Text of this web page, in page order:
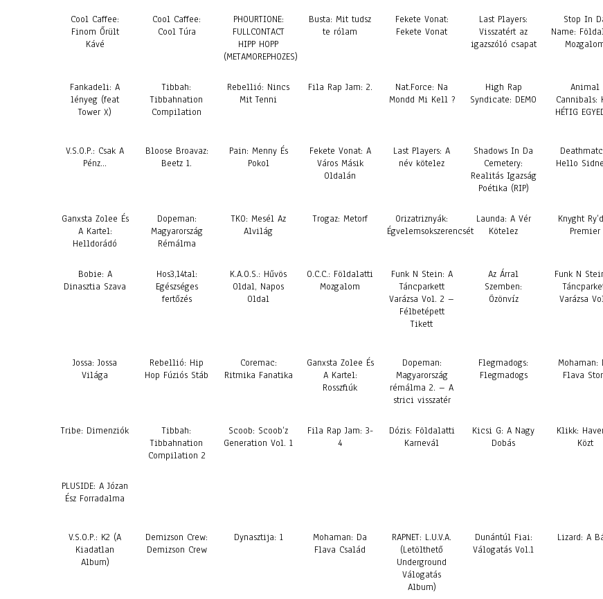
Cool Caffee:
Finom Őrült
Kávé
Cool Caffee:
Cool Túra
PHOURTIONE:
FULLCONTACT
HIPP HOPP
(METAMOREPHOZES)
Busta: Mit tudsz
te rólam
Fekete Vonat:
Fekete Vonat
Last Players:
Visszatért az
igazszóló csapat
Stop In
Name:
Fankadeli: A
lényeg (feat
Tower X)
Tibbah:
Tibbahnation
Compilation
Rebellió: Nincs
Mit Tenni
Fila Rap Jam: 2.
Nat.Force: Na
Mondd Mi Kell ?
High Rap
Syndicate: DEMO
Animal
Cannibals:
HÉTIG
V.S.O.P.: Csak A
Pénz…
Bloose Broavaz:
Beetz 1.
Pain: Menny És
Pokol
Fekete Vonat: A
Város Másik
Oldalán
Last Players: A
név kötelez
Shadows In Da
Cemetery:
Realitás Igazság
Poétika (RIP)
Hello
Ganxsta Zolee És
A Kartel:
Helldorádó
Dopeman:
Magyarország
Rémálma
TKO: Mesél Az
Alvilág
Trogaz: Metorf
Orizatriznyák:
Égvelemsokszerencsét
Launda: A Vér
Kötelez
Knyght
Premier
Bobie: A
Dinasztia Szava
Hos3,14tal:
Egészséges
fertőzés
K.A.O.S.: Hűvös
Oldal, Napos
Oldal
O.C.C.: Földalatti
Mozgalom
Funk N Stein: A
Táncparkett
Varázsa Vol. 2 –
Félbetépett
Tikett
Az Árral
Szemben:
Özönvíz
Funk N
Varázsa
Jossa: Jossa
Világa
Rebellió: Hip
Hop Fúziós Stáb
Coremac:
Ritmika Fanatika
Ganxsta Zolee És
A Kartel:
Rosszfiúk
Dopeman:
Magyarország
rémálma 2. – A
strici visszatér
Flegmadogs:
Flegmadogs
Mohaman:
Flava
Tribe: Dimenziók
Tibbah:
Tibbahnation
Compilation 2
Scoob: Scoob’z
Generation Vol. 1
Fila Rap Jam: 3-
4
Dózis: Földalatti
Karnevál
Kicsi G: A Nagy
Dobás
Klikk:
Közt
PLUSIDE: A Józan
Ész Forradalma
V.S.O.P.: K2 (A
Kiadatlan
Album)
Demizson Crew:
Demizson Crew
Dynasztija: 1
Mohaman: Da
Flava Család
RAPNET: L.U.V.A.
(Letölthető
Underground
Válogatás
Album)
Dunántúl Fiai:
Válogatás Vol.1
Lizard: A